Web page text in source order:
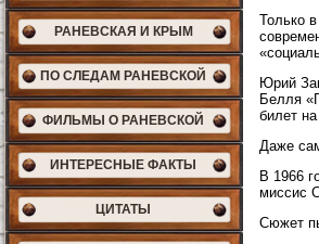
РАНЕВСКАЯ И КРЫМ
ПО СЛЕДАМ РАНЕВСКОЙ
ФИЛЬМЫ О РАНЕВСКОЙ
ИНТЕРЕСНЫЕ ФАКТЫ
ЦИТАТЫ
Только
Юрий
Белля
билет
Даже
В 1966
миссис
Сюжет